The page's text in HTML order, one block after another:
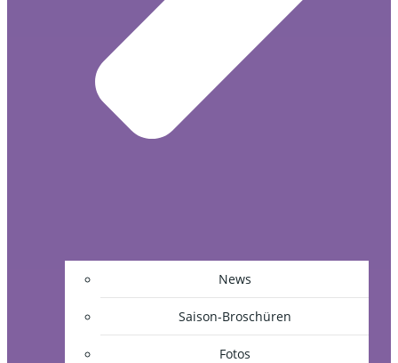
News
Saison-Broschüren
Fotos